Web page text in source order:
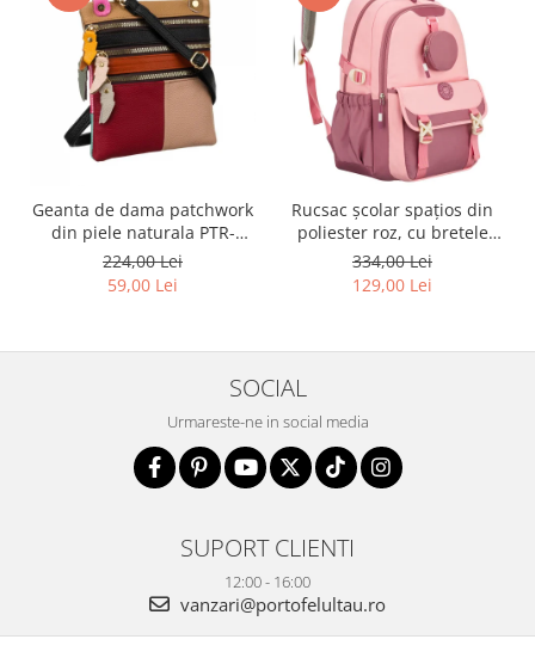
Geanta de dama patchwork
din piele naturala PTR-
1718-SKL-6922 MULTI
224,00 Lei
59,00 Lei
Rucsac școlar spațios din
poliester roz, cu bretele
reglabile - Peterson PTR-
PTN 8610-1327 PINK
334,00 Lei
129,00 Lei
SOCIAL
Urmareste-ne in social media
SUPORT CLIENTI
12:00 - 16:00
vanzari@portofelultau.ro